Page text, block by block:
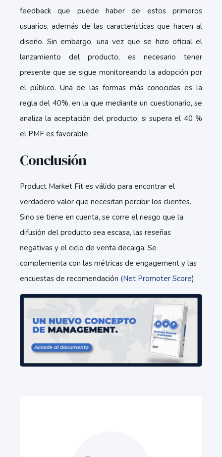
feedback que puede haber de estos primeros
usuarios, además de las características que hacen al
diseño. Sin embargo, una vez que se hizo oficial el
lanzamiento del producto, es necesario tener
presente que se sigue monitoreando la adopción por
el público. Una de las formas más conocidas es la
regla del 40%, en la que mediante un cuestionario, se
analiza la aceptación del producto: si supera el 40 %
el PMF es favorable.
Conclusión
Product Market Fit es válido para encontrar el
verdadero valor que necesitan percibir los clientes.
Sino se tiene en cuenta, se corre el riesgo que la
difusión del producto sea escasa, las reseñas
negativas y el ciclo de venta decaiga. Se
complementa con las métricas de engagement y las
encuestas de recomendación (Net Promoter Score).